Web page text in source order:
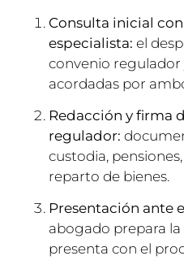
Consulta inicial
especialista: el
convenio regulador
acordadas por
Redacción y firma
regulador:
custodia,
reparto de bienes.
Presentación ante
abogado prepara
presenta con el